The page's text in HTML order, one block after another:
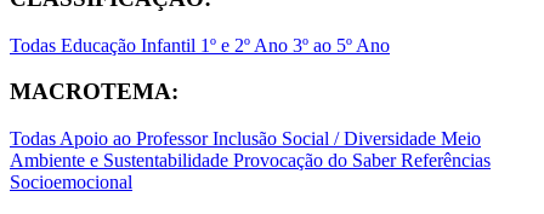
Todas Educação Infantil 1º e 2º Ano 3º ao 5º Ano
MACROTEMA:
Todas Apoio ao ProfessorInclusão Social / Diversidade Meio
Ambiente e Sustentabilidade Provocação do SaberReferências
Socioemocional